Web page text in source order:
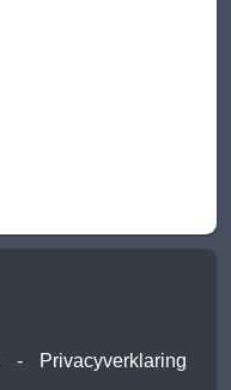
- Privacyverklaring